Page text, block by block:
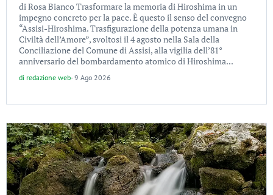
di Rosa Bianco Trasformare la memoria di Hiroshima in un
impegno concreto per la pace. È questo il senso del convegno
“Assisi-Hiroshima. Trasfigurazione della potenza umana in
Civiltà dell’Amore”, svoltosi il 4 agosto nella Sala della
Conciliazione del Comune di Assisi, alla vigilia dell’81°
anniversario del bombardamento atomico di Hiroshima...
di redazione web-9 Ago 2026